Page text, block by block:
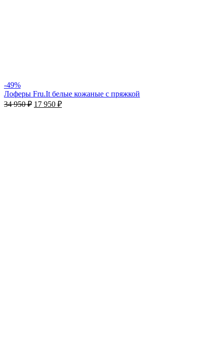
-49%
Лоферы Fru.It белые кожаные с пряжкой
34 950₽ 17 950 ₽